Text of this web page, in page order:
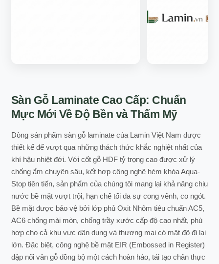
Sàn Gỗ Laminate Cao Cấp: Chuẩn
Mực Mới Về Độ Bền và Thẩm Mỹ
Dòng sản phẩm sàn gỗ laminate của Lamin Việt Nam được
thiết kế để vượt qua những thách thức khắc nghiệt nhất của
khí hậu nhiệt đới. Với cốt gỗ HDF tỷ trọng cao được xử lý
chống ẩm chuyên sâu, kết hợp công nghệ hèm khóa Aqua-
Stop tiên tiến, sản phẩm của chúng tôi mang lại khả năng chịu
nước bề mặt vượt trội, hạn chế tối đa sự cong vênh, co ngót.
Bề mặt được bảo vệ bởi lớp phủ Oxit Nhôm tiêu chuẩn AC5,
AC6 chống mài mòn, chống trầy xước cấp độ cao nhất, phù
hợp cho cả khu vực dân dụng và thương mại có mật độ đi lại
lớn. Đặc biệt, công nghệ bề mặt EIR (Embossed in Register)
dập nổi vân gỗ đồng bộ một cách hoàn hảo, tái tạo chân thực